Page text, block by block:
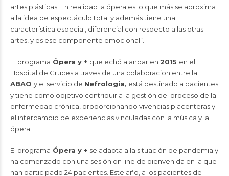
artes plásticas. En realidad la ópera es lo que más se aproxima
a la idea de espectáculo total y además tiene una
característica especial, diferencial con respecto a las otras
artes, y es ese componente emocional”.
El programa Ópera y + que echó a andar en 2015 en el
Hospital de Cruces a traves de una colaboracion entre la
ABAO y el servicio de Nefrologia, está destinado a pacientes
y tiene como objetivo contribuir a la gestión del proceso de la
enfermedad crónica, proporcionando vivencias placenteras y
el intercambio de experiencias vinculadas con la música y la
ópera.
El programa Ópera y + se adapta a la situación de pandemia y
ha comenzado con una sesión on line de bienvenida en la que
han participado 24 pacientes. Este año, a los pacientes de